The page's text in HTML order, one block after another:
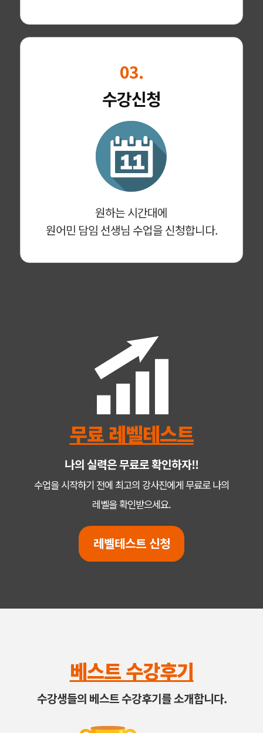
03.
수강신청
원하는 시간대에
원어민 담임 선생님 수업을 신청합니다.
무료 레벨테스트
나의 실력은 무료로 확인하자!!
수업을 시작하기 전에 최고의 강사진에게 무료로 나의
레벨을 확인받으세요.
레벨테스트 신청
베스트 수강후기
수강생들의 베스트 수강후기를 소개합니다.